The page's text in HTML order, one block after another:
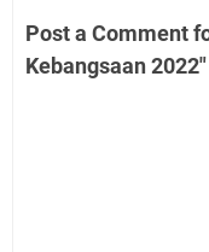
Post a Comment
Kebangsaan 2022"